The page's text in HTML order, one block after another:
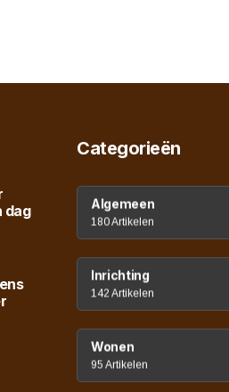
dag
Categorieën
Algemeen
180 Artikelen
Inrichting
142 Artikelen
Wonen
95 Artikelen